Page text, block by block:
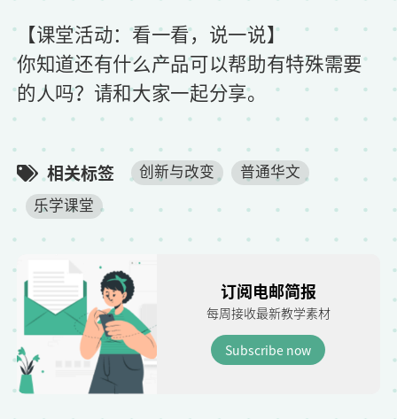
【课堂活动：看一看，说一说】
你知道还有什么产品可以帮助有特殊需要
的人吗？请和大家一起分享。
相关标签 创新与改变
普通华文
乐学课堂
订阅电邮简报
每周接收最新教学素材
Subscribe now